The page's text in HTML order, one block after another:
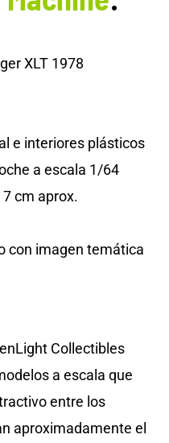
XLT 1978
e interiores plásticos
a escala 1/64
cm aprox.
con imagen temática
Collectibles
a escala que
entre los
aproximadamente el